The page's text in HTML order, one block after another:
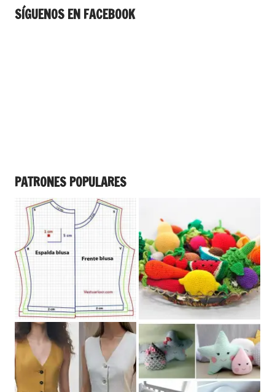
SÍGUENOS EN FACEBOOK
PATRONES POPULARES